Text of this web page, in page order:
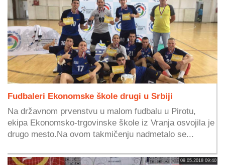
Fudbaleri Ekonomske škole drugi u Srbiji
Na državnom prvenstvu u malom fudbalu u Pirotu,
ekipa Ekonomsko-trgovinske škole iz Vranja osvojila je
drugo mesto.Na ovom takmičenju nadmetalo se...
09.05.2018 09:40